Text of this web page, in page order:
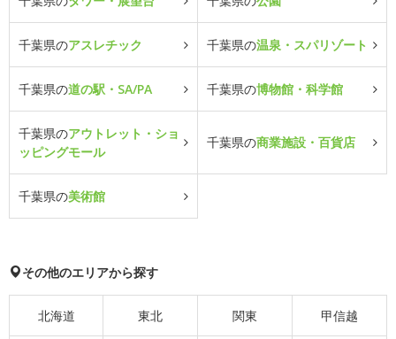
千葉県のアスレチック 千葉県の温泉・スパリゾート
千葉県の道の駅・SA/PA 千葉県の博物館・科学館
千葉県のアウトレット・ショ
ッピングモール
千葉県の商業施設・百貨店
千葉県の美術館
その他のエリアから探す
北海道 東北 関東 甲信越